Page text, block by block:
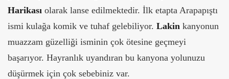
Harikası olarak lanse edilmektedir. İlk etapta Arapapıştı
ismi kulağa komik ve tuhaf gelebiliyor. Lakin kanyonun
muazzam güzelliği isminin çok ötesine geçmeyi
başarıyor. Hayranlık uyandıran bu kanyona yolunuzu
düşürmek için çok sebebiniz var.